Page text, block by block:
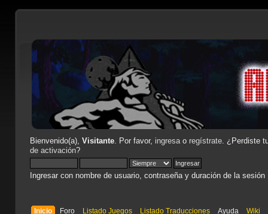
Bienvenido(a), Visitante. Por favor, ingresao regístrate. ¿Perdiste
de activación?
Ingresar con nombre de usuario, contraseña y duración de la sesión
Inicio Foro Listado Juegos Listado Traducciones Ayuda Wiki